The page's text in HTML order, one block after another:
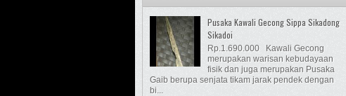
Pusaka Kawali Gecong Sippa Sikadong
Sikadoi
Rp.1.690.000 Kawali Gecong
merupakan warisan kebudayaan
fisik dan juga merupakan Pusaka
Gaib berupa senjata tikam jarak pendek dengan
bi...